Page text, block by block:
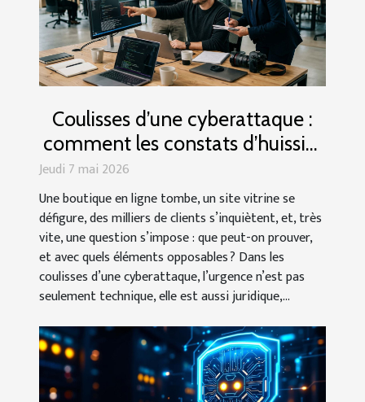
Coulisses d’une cyberattaque :
comment les constats d’huissier
protègent les marques en ligne
Jeudi 7 mai 2026
Une boutique en ligne tombe, un site vitrine se
défigure, des milliers de clients s’inquiètent, et, très
vite, une question s’impose : que peut-on prouver,
et avec quels éléments opposables ? Dans les
coulisses d’une cyberattaque, l’urgence n’est pas
seulement technique, elle est aussi juridique,...